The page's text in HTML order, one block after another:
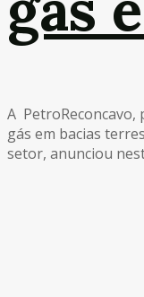
A
gás em bacias
setor, anunciou